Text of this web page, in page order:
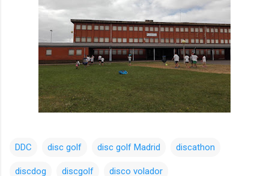
DDC disc golf disc golf Madrid discathon
discdog discgolf disco volador